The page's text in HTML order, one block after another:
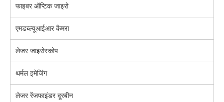
फाइबर ऑप्टिक जाइरो
एमडब्ल्यूआईआर कैमरा
लेजर जाइरोस्कोप
थर्मल इमेजिंग
लेजर रेंजफाइंडर दूरबीन